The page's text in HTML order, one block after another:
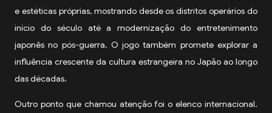
e estéticas próprias, mostrando desde os distritos operários do
início do século até a modernização do entretenimento
japonês no pós-guerra. O jogo também promete explorar a
influência crescente da cultura estrangeira no Japão ao longo
das décadas.
Outro ponto que chamou atenção foi o elenco internacional.